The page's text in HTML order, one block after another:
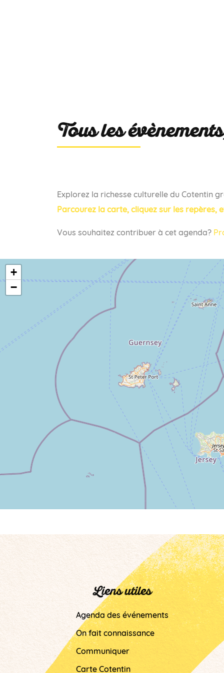
Tous les
Explorez la richesse culturelle du Cotentin
Parcourez la carte, cliquez sur les repères,
Vous souhaitez contribuer à cet agenda?
+
−
Liens utiles
Agenda des événements
On fait connaissance
Communiquer
Carte Cotentin